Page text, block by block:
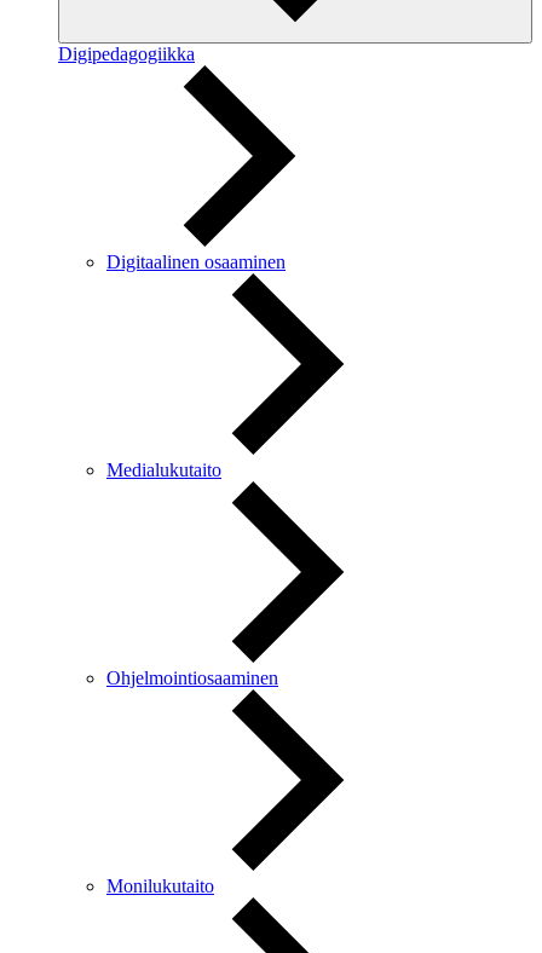
Digipedagogiikka
Digitaalinen osaaminen
Medialukutaito
Ohjelmointiosaaminen
Monilukutaito